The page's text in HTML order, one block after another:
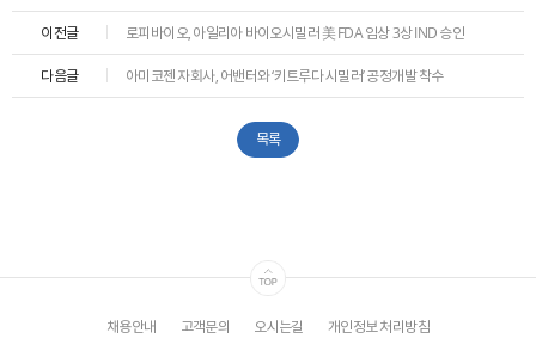
이전글 로피바이오, 아일리아 바이오시밀러 美 FDA 임상 3상 IND 승인
다음글 아미코젠 자회사, 어밴터와 ‘키트루다 시밀러’ 공정개발 착수
목록
채용안내 고객문의 오시는길 개인정보 처리방침